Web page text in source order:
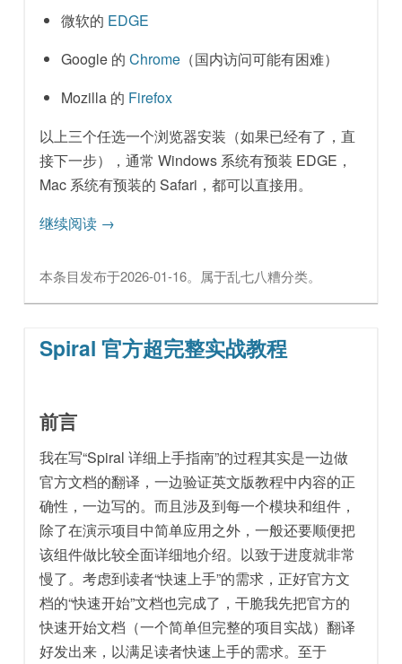
微软的 EDGE
Google 的Chrome （国内访问可能有困难）
Mozilla 的 Firefox
以上三个任选一个浏览器安装（如果已经有了，直
接下一步），通常 Windows 系统有预装 EDGE，
Mac 系统有预装的 Safari，都可以直接用。
继续阅读 →
本条目发布于2026-01-16。属于乱七八糟分类。
Spiral 官方超完整实战教程
前言
我在写“Spiral 详细上手指南”的过程其实是一边做
官方文档的翻译，一边验证英文版教程中内容的正
确性，一边写的。而且涉及到每一个模块和组件，
除了在演示项目中简单应用之外，一般还要顺便把
该组件做比较全面详细地介绍。以致于进度就非常
慢了。考虑到读者“快速上手”的需求，正好官方文
档的“快速开始”文档也完成了，干脆我先把官方的
快速开始文档（一个简单但完整的项目实战）翻译
好发出来，以满足读者快速上手的需求。至于